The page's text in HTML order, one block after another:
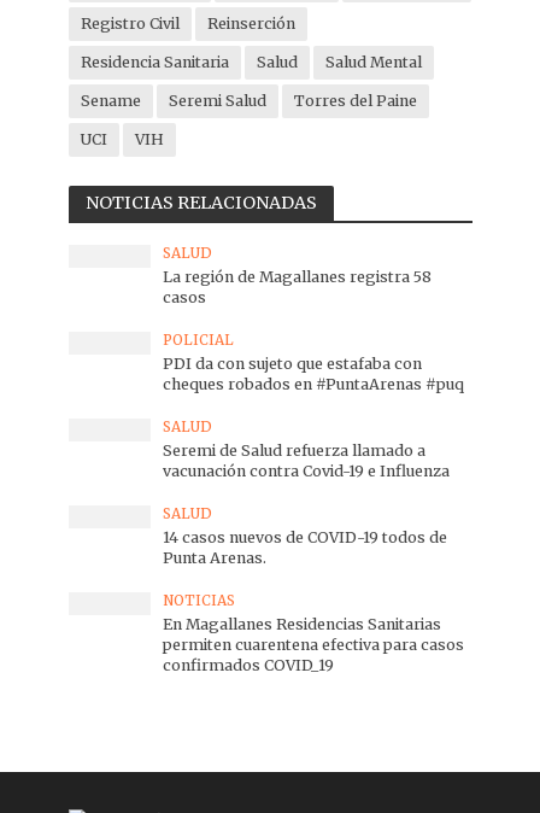
Registro Civil Reinserción
Residencia Sanitaria Salud Salud Mental
Sename Seremi Salud Torres del Paine
UCI VIH
NOTICIAS RELACIONADAS
SALUD
La región de Magallanes registra 58
casos
POLICIAL
PDI da con sujeto que estafaba con
cheques robados en #PuntaArenas #puq
SALUD
Seremi de Salud refuerza llamado a
vacunación contra Covid-19 e Influenza
SALUD
14 casos nuevos de COVID-19 todos de
Punta Arenas.
NOTICIAS
En Magallanes Residencias Sanitarias
permiten cuarentena efectiva para casos
confirmados COVID_19